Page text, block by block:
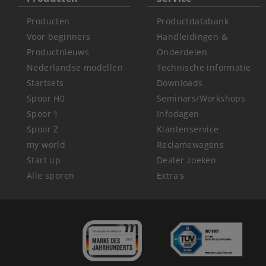
Producten
Voor beginners
Productnieuws
Nederlandse modellen
Startsets
Spoor H0
Spoor 1
Spoor Z
my world
Start up
Alle sporen
Productdatabank
Handleidingen &
Onderdelen
Technische informatie
Downloads
Seminars/Workshops
Infodagen
Klantenservice
Reclamewagens
Dealer zoeken
Extra's